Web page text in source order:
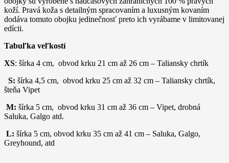
koží. Pravá koža s detailným spracovaním a luxusným kovaním
dodáva tomuto obojku jedinečnosť preto ich vyrábame v limitovanej
edícii.
Tabuľka veľkostí
XS: šírka 4 cm, obvod krku 21 cm až 26 cm – Taliansky chrtík
S: šírka 4,5 cm, obvod krku 25 cm až 32 cm – Taliansky chrtík,
šteňa Vipet
M: šírka 5 cm, obvod krku 31 cm až 36 cm – Vipet, drobná
Saluka, Galgo atd.
L: šírka 5 cm, obvod krku 35 cm až 41 cm – Saluka, Galgo,
Greyhound, atd